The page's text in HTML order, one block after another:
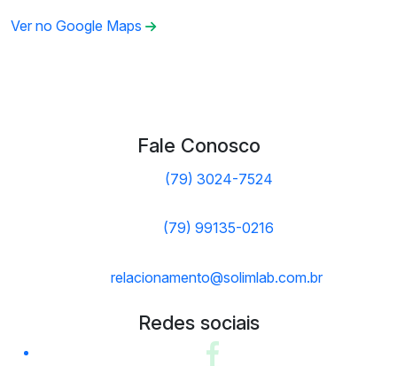
Ver no Google Maps
Fale Conosco
(79) 3024-7524
(79) 99135-0216
relacionamento@solimlab.com.br
Redes sociais